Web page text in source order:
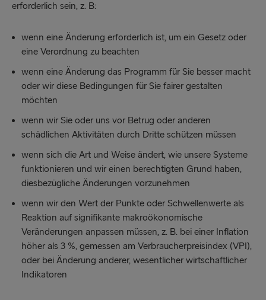
erforderlich sein, z. B:
wenn eine Änderung erforderlich ist, um ein Gesetz oder
eine Verordnung zu beachten
wenn eine Änderung das Programm für Sie besser macht
oder wir diese Bedingungen für Sie fairer gestalten
möchten
wenn wir Sie oder uns vor Betrug oder anderen
schädlichen Aktivitäten durch Dritte schützen müssen
wenn sich die Art und Weise ändert, wie unsere Systeme
funktionieren und wir einen berechtigten Grund haben,
diesbezügliche Änderungen vorzunehmen
wenn wir den Wert der Punkte oder Schwellenwerte als
Reaktion auf signifikante makroökonomische
Veränderungen anpassen müssen, z. B. bei einer Inflation
höher als 3 %, gemessen am Verbraucherpreisindex (VPI),
oder bei Änderung anderer, wesentlicher wirtschaftlicher
Indikatoren